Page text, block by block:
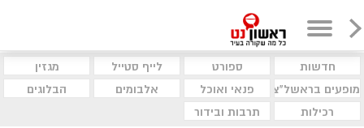
חדשות ספורט לייף סטייל
מגזין
מופעים בראשל"צ
פנאי ואוכל אלבומים
הבלוגים
רכילות
תרבות ובידור